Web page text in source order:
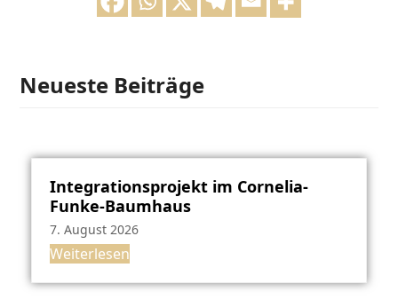
Neueste Beiträge
Integrationsprojekt im Cornelia-
Funke-Baumhaus
7. August 2026
Weiterlesen